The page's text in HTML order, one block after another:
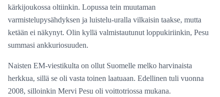
kärkijoukossa oltiinkin. Lopussa tein muutaman
varmistelupysähdyksen ja luistelu-uralla vilkaisin taakse, mutta
ketään ei näkynyt. Olin kyllä valmistautunut loppukiriinkin, Pesu
summasi ankkuriosuuden.
Naisten EM-viestikulta on ollut Suomelle melko harvinaista
herkkua, sillä se oli vasta toinen laatuaan. Edellinen tuli vuonna
2008, silloinkin Mervi Pesu oli voittotriossa mukana.